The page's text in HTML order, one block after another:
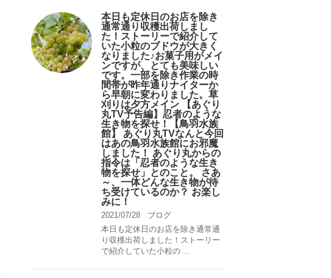
本日も定休日のお店を除き
通常通り収穫出荷しまし
た！ストーリーで紹介して
いた小粒のブドウが大きく
なりました♪お菓子用がメイ
ンですが、とても美味しい
です。一部を除き作業の時
間帯が昨年通りナイターか
ら早朝に変わりました。草
刈りは夕方メイン 【あぐり
丸TV予告編】忍者のような
生き物を探せ！【鳥羽水族
館】 あぐり丸TVなんと今回
はあの鳥羽水族館にお邪魔
しました！ あぐり丸からの
指令は「忍者のような生き
物を探せ」とのこと。 さあ
～、一体どんな生き物が待
ち受けているのか？ お楽し
みに！
2021/07/28
ブログ
本日も定休日のお店を除き通常通
り収穫出荷しました！ストーリー
で紹介していた小粒の ...